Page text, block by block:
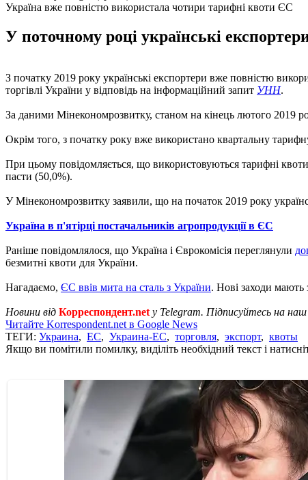
Україна вже повністю використала чотири тарифні квоти ЄС
У поточному році українські
З початку 2019 року українські експортери вже повністю
торгівлі України у відповідь на інформаційний запит УНН.
За даними Мінекономрозвитку, станом на кінець лютого 2019
Окрім того, з початку року вже використано квартальну
При цьому повідомляється, що використовуються тарифні
пасти (50,0%).
У Мінекономрозвитку заявили, що на початок 2019 року
Україна в п'ятірці постачальників агропродукції в ЄС
Раніше повідомлялося, що Україна і Єврокомісія переглянули
безмитні квоти для України.
Нагадаємо, ЄС ввів мита на сталь з України. Нові заходи мають
Новини від Корреспондент.net у Telegram. Підписуйтесь на наш
Читайте Korrespondent.net в Google News
ТЕГИ: Украина, ЕС, Украина-ЕС, торговля, экспорт, квоты
Якщо ви помітили помилку, виділіть необхідний текст і